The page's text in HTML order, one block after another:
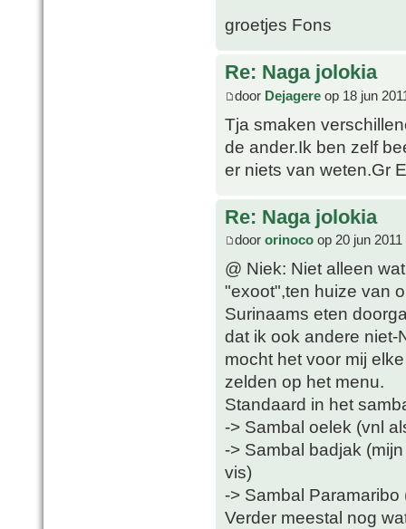
groetjes Fons
Re: Naga jolokia
door Dejagere op 18 jun
Tja smaken
de ander.Ik ben zelf
er niets van weten.Gr
Re: Naga jolokia
door orinoco op 20 jun 2011
@ Niek: Niet alleen
"exoot",ten huize van
Surinaams eten
dat ik ook andere
mocht het voor mij
zelden op het menu.
Standaard in het
-> Sambal oelek (vnl
-> Sambal badjak
vis)
-> Sambal
Verder meestal nog